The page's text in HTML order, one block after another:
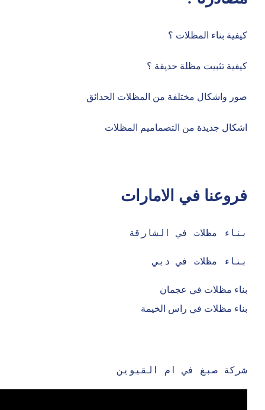
كيفية بناء المظلات ؟
كيفية تثبيت مظلة حديقة ؟
صور واشكال مختلفة من المظلات الحدائق
اشكال جديدة من التصماميم المظلات
فروعنا في الامارات
بناء مظلات في الشارقة
بناء مظلات في دبي
بناء مظلات في عجمان
بناء مظلات في راس الخيمة
شركة صبغ في ام القيوين